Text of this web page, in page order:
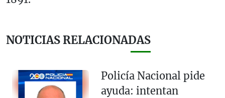
NOTICIAS RELACIONADAS
Policía Nacional pide
ayuda: intentan